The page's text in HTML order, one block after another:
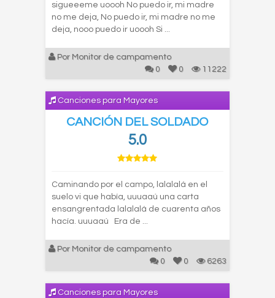
sigueeeme uoooh No puedo ir, mi madre
no me deja, No puedo ir, mi madre no me
deja, nooo puedo ir uoooh Si ...
Por Monitor de campamento
0
0 11222
Canciones para Mayores
CANCIÓN DEL SOLDADO
5.0
Caminando por el campo, lalalalá en el
suelo vi que había, uuuaaú una carta
ensangrentada lalalalá de cuarenta años
hacía. uuuaaú Era de ...
Por Monitor de campamento
0
0 6263
Canciones para Mayores